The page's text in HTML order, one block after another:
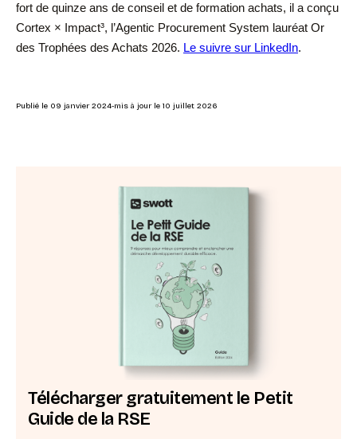
fort de quinze ans de conseil et de formation achats, il a conçu
Cortex × Impact³, l’Agentic Procurement System lauréat Or
des Trophées des Achats 2026. Le suivre sur LinkedIn.
Publié le 09 janvier 2024-mis à jour le 10 juillet 2026
Télécharger gratuitement le Petit
Guide de la RSE